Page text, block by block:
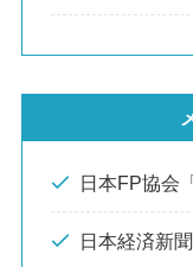
日本FP協会
日本経済新